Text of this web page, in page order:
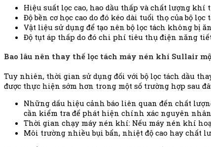
Hiệu suất lọc cao, hao dầu thấp và chất lượng khí
Độ bền cơ học cao do đó kéo dài tuổi thọ của bộ lọc
Vật liệu sử dụng để tạo nên bộ lọc tách không bị
Độ tụt áp thấp do đó chi phí tiêu thụ điện năng
Bao lâu nên thay thế lọc tách máy nén khí Sullair
Tuy nhiên, thời gian sử dụng đối với bộ lọc tách dầu
được thực hiện sớm hơn trong một số trường hợp sau
Những dấu hiệu cảnh báo liên quan đến chất
cần kiểm tra để phát hiện chính xác nguyên
Thời gian chạy máy nén khí: Nếu máy nén khí
Môi trường nhiều bụi bẩn, nhiệt độ cao hay chất